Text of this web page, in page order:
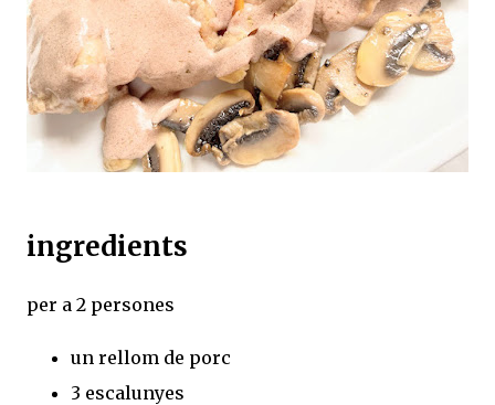
ingredients
per a 2 persones
un rellom de porc
3 escalunyes